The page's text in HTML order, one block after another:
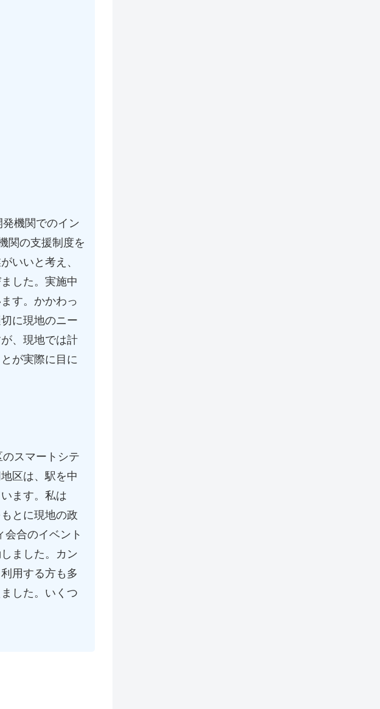
機関でのイン
関の支援制度を
いいと考え、
した。実施中
す。かかわっ
に現地のニー
、現地では計
が実際に目に
スマートシテ
区は、駅を中
ます。私は
とに現地の政
合のイベント
ました。カン
用する方も多
した。いくつ